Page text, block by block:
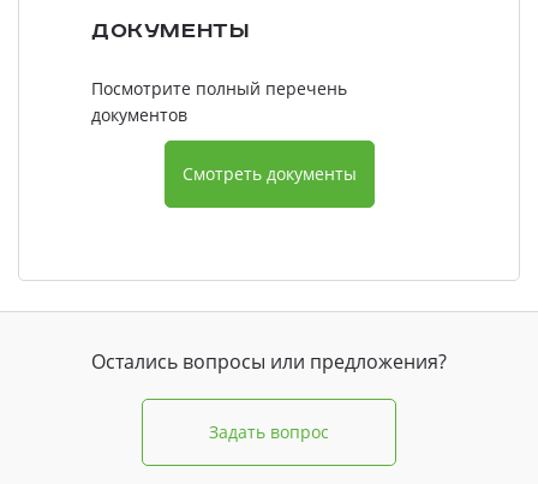
Документы
Посмотрите полный перечень
документов
Смотреть документы
Остались вопросы или предложения?
Задать вопрос